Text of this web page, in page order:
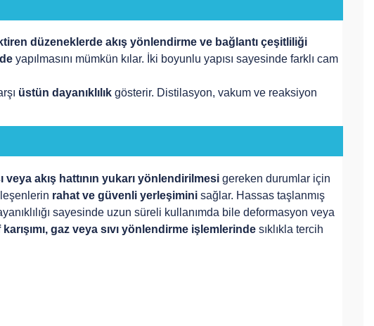
düzeneklerde akış yönlendirme ve bağlantı çeşitliliği
yapılmasını mümkün kılar. İki boyunlu yapısı sayesinde farklı cam
üstün dayanıklılık gösterir. Distilasyon, vakum ve reaksiyon
akış hattının yukarı yönlendirilmesi gereken durumlar için
rahat ve güvenli yerleşimini sağlar. Hassas taşlanmış
sayesinde uzun süreli kullanımda bile deformasyon veya
gaz veya sıvı yönlendirme işlemlerinde sıklıkla tercih